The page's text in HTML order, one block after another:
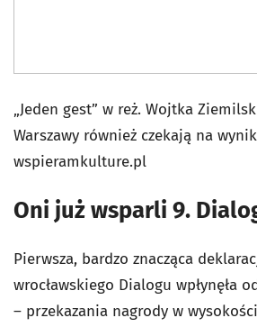
„Jeden gest” w reż. Wojtka
Warszawy również czekają na
wspieramkulture.pl
Oni już wsparli 9.
Pierwsza, bardzo znacząca
wrocławskiego Dialogu wpłynęła
– przekazania nagrody w